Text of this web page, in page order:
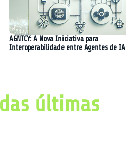
AGNTCY: A Nova Iniciativa para
Interoperabilidade entre Agentes de IA
últimas